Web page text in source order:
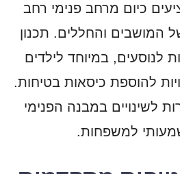
כיום מרחב פנימי רחב
המושבים והחללים. תכנון
לנוסעים, במיוחד לילדים
להוספת כיסאות בטיחות.
לשינויים במבנה הפנימי
למשפחות.